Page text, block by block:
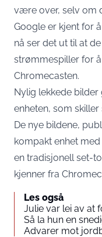
være over, selv om
Google er kjent for
nå ser det ut til at
strømmespiller for
Chromecasten.
Nylig lekkede bilder
enheten, som
De nye bildene,
kompakt enhet
en tradisjonell set-
kjenner fra
Les også
Julie var lei av at
Så la hun en
Advarer mot